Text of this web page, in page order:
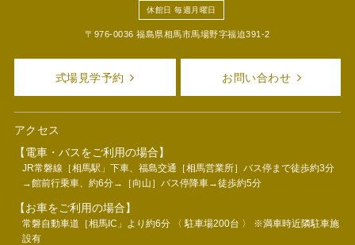
休館日 毎週月曜日
〒976-0036 福島県相馬市馬場野字福迫391-2
式場見学予約 お問い合わせ
アクセス
【電車・バスをご利用の場合】
JR常磐線［相馬駅」下車、福島交通［相馬営業所］バス停まで徒歩約3分
→館前行乗車、約6分→［向山］バス停降車→徒歩約5分
【お車をご利用の場合】
常磐自動車道［相馬IC」より約6分 〈 駐車場200台 〉 ※満車時近隣駐車施
設有